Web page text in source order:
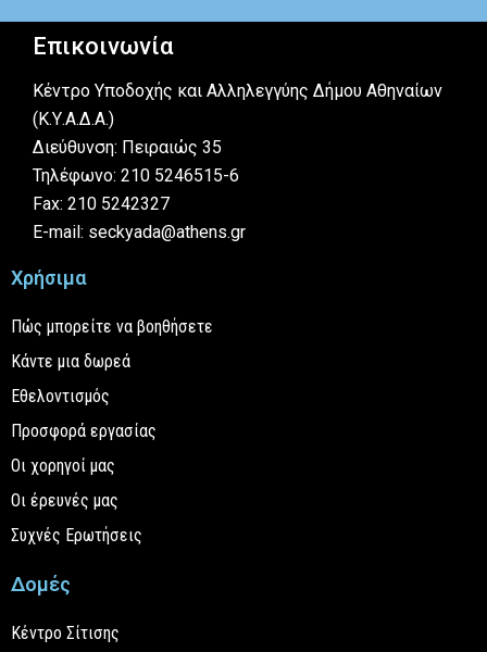
Επικοινωνία
Κέντρο Υποδοχής και Αλληλεγγύης Δήμου Αθηναίων
(Κ.Υ.Α.Δ.Α.)
Διεύθυνση: Πειραιώς 35
Τηλέφωνο: 210 5246515-6
Fax: 210 5242327
E-mail: seckyada@athens.gr
Χρήσιμα
Πώς μπορείτε να βοηθήσετε
Κάντε μια δωρεά
Εθελοντισμός
Προσφορά εργασίας
Οι χορηγοί μας
Οι έρευνές μας
Συχνές Ερωτήσεις
Δομές
Κέντρο Σίτισης